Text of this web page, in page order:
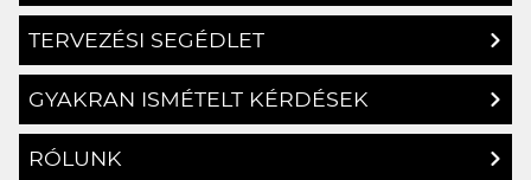
TERVEZÉSI SEGÉDLET
GYAKRAN ISMÉTELT KÉRDÉSEK
RÓLUNK